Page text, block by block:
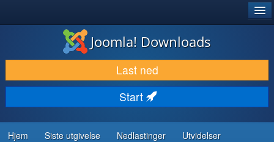
LAST NED & UTVID
OPPDAG & LÆR
SAMFUNN & BRUKERSTØTTE
UTVIKLINGSRESSURSER
Joomla! Downloads
Last ned
Start
Hjem Siste utgivelse Nedlastinger Utvidelser